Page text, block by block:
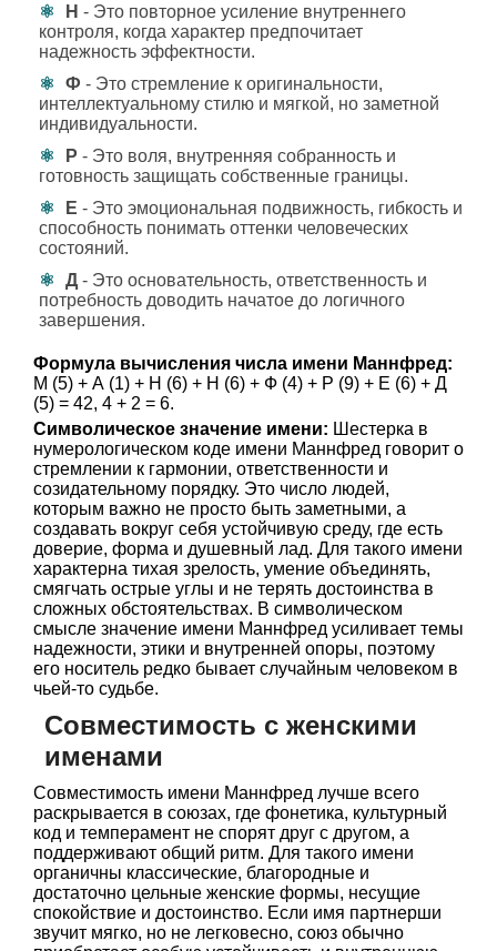
Н - Это повторное усиление внутреннего
контроля, когда характер предпочитает
надежность эффектности.
Ф - Это стремление к оригинальности,
интеллектуальному стилю и мягкой, но заметной
индивидуальности.
Р - Это воля, внутренняя собранность и
готовность защищать собственные границы.
Е - Это эмоциональная подвижность, гибкость и
способность понимать оттенки человеческих
состояний.
Д - Это основательность, ответственность и
потребность доводить начатое до логичного
завершения.
Формула вычисления числа имени Маннфред:
М (5) + А (1) + Н (6) + Н (6) + Ф (4) + Р (9) + Е (6) + Д
(5) = 42, 4 + 2 = 6.
Символическое значение имени: Шестерка в
нумерологическом коде имени Маннфред говорит о
стремлении к гармонии, ответственности и
созидательному порядку. Это число людей,
которым важно не просто быть заметными, а
создавать вокруг себя устойчивую среду, где есть
доверие, форма и душевный лад. Для такого имени
характерна тихая зрелость, умение объединять,
смягчать острые углы и не терять достоинства в
сложных обстоятельствах. В символическом
смысле значение имени Маннфред усиливает темы
надежности, этики и внутренней опоры, поэтому
его носитель редко бывает случайным человеком в
чьей-то судьбе.
Совместимость с женскими
именами
Совместимость имени Маннфред лучше всего
раскрывается в союзах, где фонетика, культурный
код и темперамент не спорят друг с другом, а
поддерживают общий ритм. Для такого имени
органичны классические, благородные и
достаточно цельные женские формы, несущие
спокойствие и достоинство. Если имя партнерши
звучит мягко, но не легковесно, союз обычно